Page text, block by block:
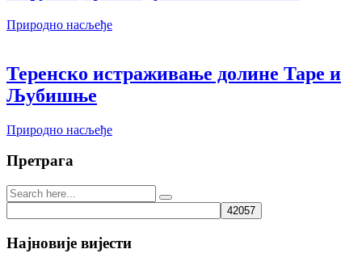
Природно насљеђе
Теренско истраживање долине Таре и
Љубишње
Природно насљеђе
Претрага
Најновије вијести